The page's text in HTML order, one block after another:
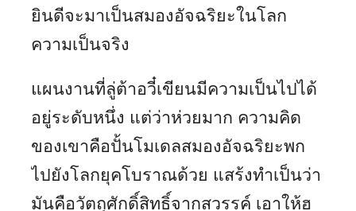
ยินดีจะมาเป็นสมองอัจฉริยะในโลก
ความเป็นจริง
แผนงานที่ลู่ต้าอวี๋เขียนมีความเป็นไปได้
อยู่ระดับหนึ่ง แต่ว่าห่วยมาก ความคิด
ของเขาคือปั้นโมเดลสมองอัจฉริยะพก
ไปยังโลกยุคโบราณด้วย แสร้งทำเป็นว่า
มันคือวัตถุศักดิ์สิทธิ์จากสวรรค์ เอาให้ฮ